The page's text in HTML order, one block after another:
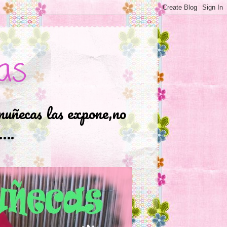
las expone,no